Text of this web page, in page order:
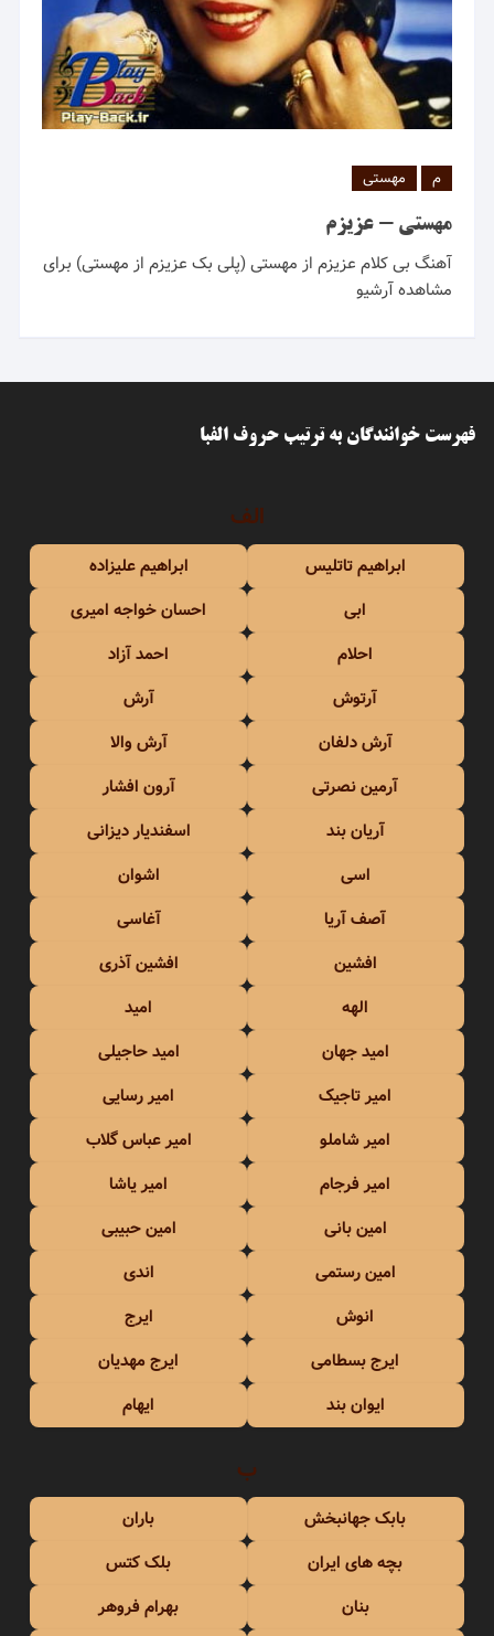
م مهستی
مهستی - عزیزم
آهنگ بی کلام عزیزم از مهستی (پلی بک عزیزم از مهستی) برای
مشاهده آرشیو
فهرست خوانندگان به ترتیب حروف الفبا
الف
ابراهیم تاتلیس
ابراهیم علیزاده
ابی
احسان خواجه امیری
احلام
احمد آزاد
آرتوش
آرش
آرش دلفان
آرش والا
آرمین نصرتی
آرون افشار
آریان بند
اسفندیار دیزانی
اسی
اشوان
آصف آریا
آغاسی
افشین
افشین آذری
الهه
امید
امید جهان
امید حاجیلی
امیر تاجیک
امیر رسایی
امیر شاملو
امیر عباس گلاب
امیر فرجام
امیر یاشا
امین بانی
امین حبیبی
امین رستمی
اندی
انوش
ایرج
ایرج بسطامی
ایرج مهدیان
ایوان بند
ایهام
ب
بابک جهانبخش
باران
بچه های ایران
بلک کتس
بنان
بهرام فروهر